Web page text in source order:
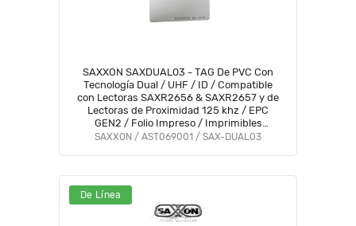
SAXXON SAXDUAL03 - TAG De PVC Con
Tecnología Dual / UHF / ID / Compatible
con Lectoras SAXR2656 & SAXR2657 y de
Lectoras de Proximidad 125 khz / EPC
GEN2 / Folio Impreso / Imprimibles
Compatibles con Controles de Acceso
SAXXON / AST069001 / SAX-DUAL03
De Línea